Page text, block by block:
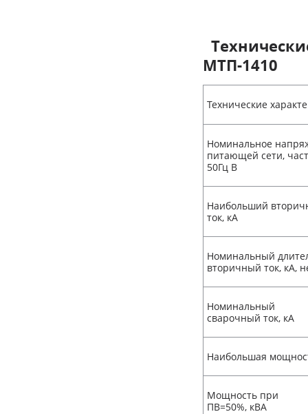
МТП-1410
Технические
Номинальное
питающей сети,
50Гц В
Наибольший
ток, кА
Номинальный
вторичный ток, кА,
Номинальный
сварочный ток, кА
Наибольшая
Мощность при
ПВ=50%, кВА